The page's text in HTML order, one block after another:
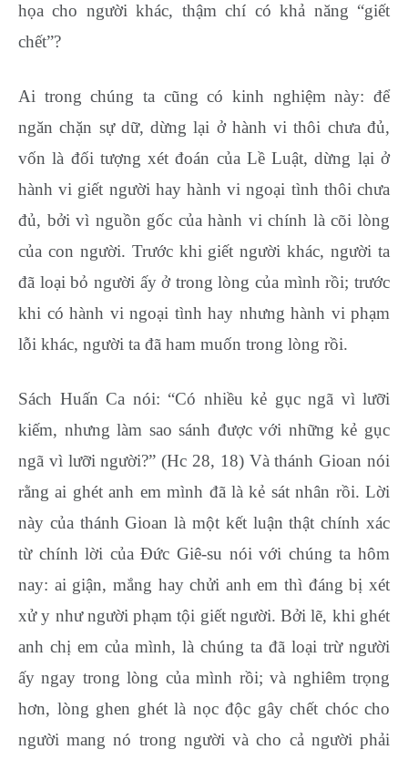
họa cho người khác, thậm chí có khả năng “giết
chết”?
Ai trong chúng ta cũng có kinh nghiệm này: để
ngăn chặn sự dữ, dừng lại ở hành vi thôi chưa đủ,
vốn là đối tượng xét đoán của Lề Luật, dừng lại ở
hành vi giết người hay hành vi ngoại tình thôi chưa
đủ, bởi vì nguồn gốc của hành vi chính là cõi lòng
của con người. Trước khi giết người khác, người ta
đã loại bỏ người ấy ở trong lòng của mình rồi; trước
khi có hành vi ngoại tình hay nhưng hành vi phạm
lỗi khác, người ta đã ham muốn trong lòng rồi.
Sách Huấn Ca nói: “Có nhiều kẻ gục ngã vì lưỡi
kiếm, nhưng làm sao sánh được với những kẻ gục
ngã vì lưỡi người?” (Hc 28, 18) Và thánh Gioan nói
rằng ai ghét anh em mình đã là kẻ sát nhân rồi. Lời
này của thánh Gioan là một kết luận thật chính xác
từ chính lời của Đức Giê-su nói với chúng ta hôm
nay: ai giận, mắng hay chửi anh em thì đáng bị xét
xử y như người phạm tội giết người. Bởi lẽ, khi ghét
anh chị em của mình, là chúng ta đã loại trừ người
ấy ngay trong lòng của mình rồi; và nghiêm trọng
hơn, lòng ghen ghét là nọc độc gây chết chóc cho
người mang nó trong người và cho cả người phải